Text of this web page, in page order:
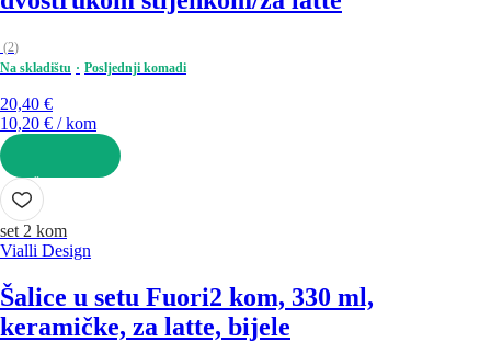
(2)
Na skladištu
Posljednji komadi
20,40 €
10,20 € / kom
U KOŠARICU
set 2 kom
Vialli Design
Šalice u setu Fuori2 kom, 330 ml,
keramičke, za latte, bijele